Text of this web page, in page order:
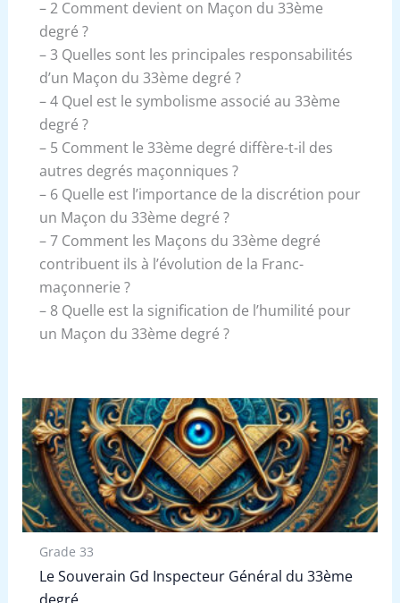
– 2 Comment devient on Maçon du 33ème
degré ?
– 3 Quelles sont les principales responsabilités
d’un Maçon du 33ème degré ?
– 4 Quel est le symbolisme associé au 33ème
degré ?
– 5 Comment le 33ème degré diffère-t-il des
autres degrés maçonniques ?
– 6 Quelle est l’importance de la discrétion pour
un Maçon du 33ème degré ?
– 7 Comment les Maçons du 33ème degré
contribuent ils à l’évolution de la Franc-
maçonnerie ?
– 8 Quelle est la signification de l’humilité pour
un Maçon du 33ème degré ?
Grade 33
Le Souverain Gd Inspecteur Général du 33ème